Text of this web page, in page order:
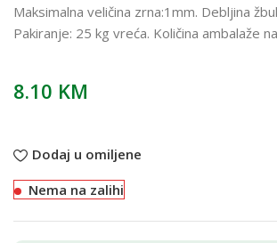
Maksimalna veličina zrna:1mm. Debljina
Pakiranje: 25 kg vreća. Količina ambalaže
8.10 KM
Dodaj u omiljene
Nema na zalihi